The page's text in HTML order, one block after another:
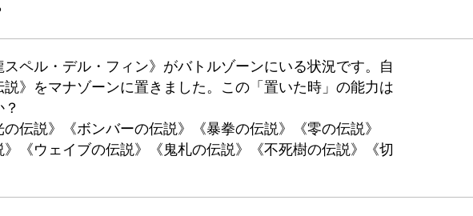
ペル・デル・フィン》がバトルゾーンにいる状況です。自
》をマナゾーンに置きました。この「置いた時」の能力は
伝説》《ボンバーの伝説》《暴拳の伝説》《零の伝説》
》《ウェイブの伝説》《鬼札の伝説》《不死樹の伝説》《切